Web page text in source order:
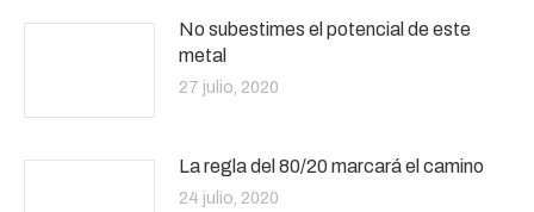
No subestimes el potencial de este
metal
27 julio, 2020
La regla del 80/20 marcará el camino
24 julio, 2020